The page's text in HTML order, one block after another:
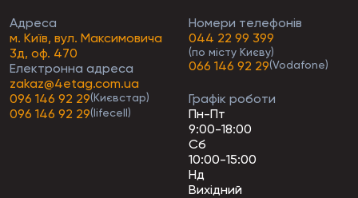
Адреса
м. Київ, вул. Максимовича
3д, оф. 470
Електронна адреса
zakaz@4etag.com.ua
Номери телефонів
044 22 99 399
(по місту Києву)
066 146 92 29(Vodafone)
096 146 92 29(Києвстар)
096 146 92 29(lifecell)
Графік роботи
Пн-Пт
9:00-18:00
Сб
10:00-15:00
Нд
Вихідний